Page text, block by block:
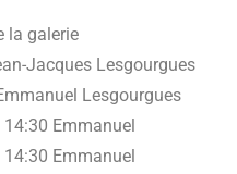
la galerie
Jacques Lesgourgues
Lesgourgues
Emmanuel
Emmanuel